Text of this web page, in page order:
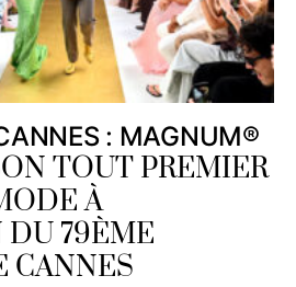
: MAGNUM®
TOUT PREMIER
À
DU 79ÈME
CANNES